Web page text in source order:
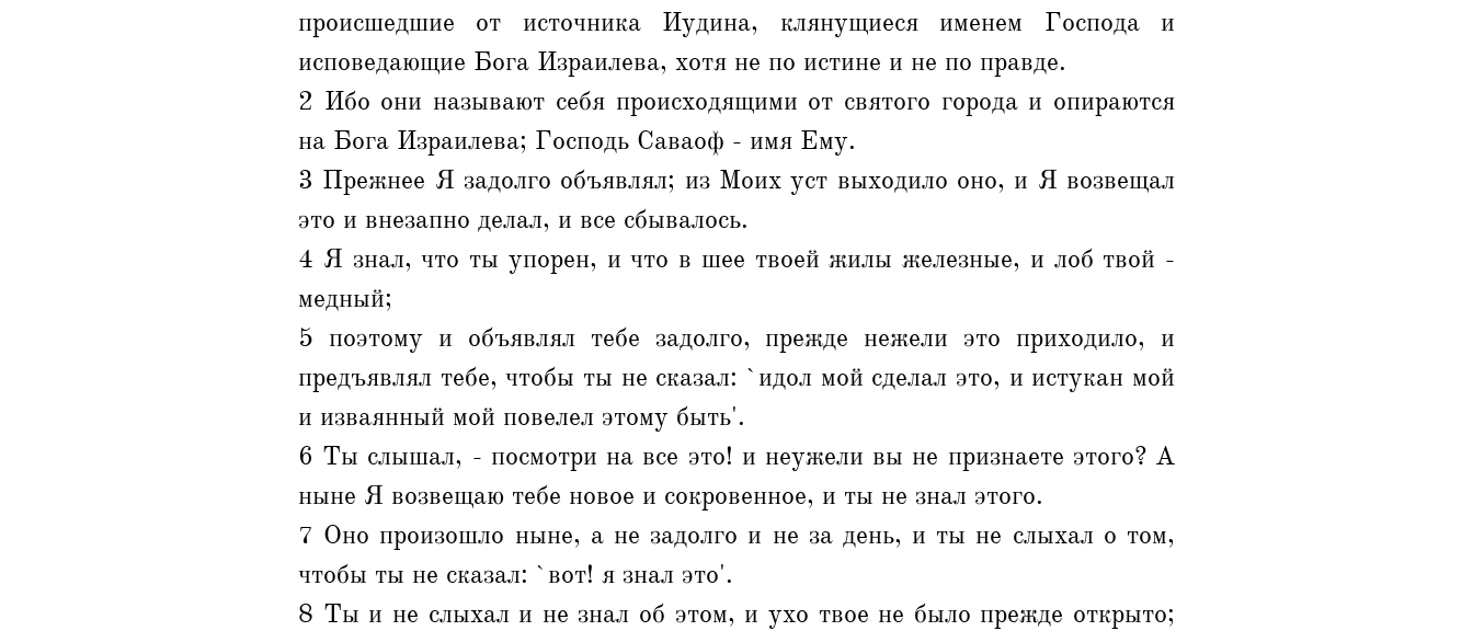
происшедшие от источника Иудина, клянущиеся именем Господа и
исповедающие Бога Израилева, хотя не по истине и не по правде.
2 Ибо они называют себя происходящими от святого города и опираются
на Бога Израилева; Господь Саваоф - имя Ему.
3 Прежнее Я задолго объявлял; из Моих уст выходило оно, и Я возвещал
это и внезапно делал, и все сбывалось.
4 Я знал, что ты упорен, и что в шее твоей жилы железные, и лоб твой -
медный;
5 поэтому и объявлял тебе задолго, прежде нежели это приходило, и
предъявлял тебе, чтобы ты не сказал: `идол мой сделал это, и истукан мой
и изваянный мой повелел этому быть'.
6 Ты слышал, - посмотри на все это! и неужели вы не признаете этого? А
ныне Я возвещаю тебе новое и сокровенное, и ты не знал этого.
7 Оно произошло ныне, а не задолго и не за день, и ты не слыхал о том,
чтобы ты не сказал: `вот! я знал это'.
8 Ты и не слыхал и не знал об этом, и ухо твое не было прежде открыто;